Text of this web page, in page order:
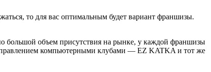
то для вас оптимальным будет вариант франшизы.
большой объем присутствия на рынке, у каждой франшизы
управлением компьютерными клубами — EZ KATKA и тот же